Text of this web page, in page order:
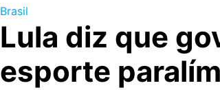
Brasil
Lula diz que
esporte